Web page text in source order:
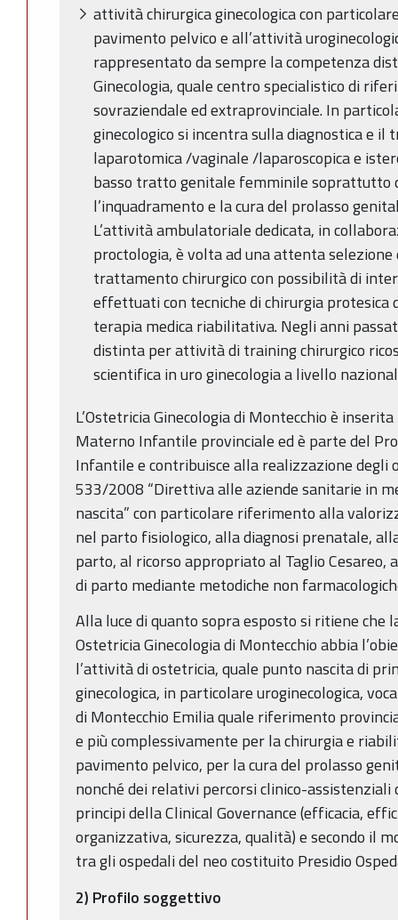
attività chirurgica ginecologica con
pavimento pelvico e all’attività
rappresentato da sempre la competenza
Ginecologia, quale centro specialistico di
sovraziendale ed extraprovinciale. In
ginecologico si incentra sulla diagnostica e
laparotomica /vaginale /laparoscopica e
basso tratto genitale femminile soprattutto
l’inquadramento e la cura del prolasso
L’attività ambulatoriale dedicata, in
proctologia, è volta ad una attenta selezione
trattamento chirurgico con possibilità di
effettuati con tecniche di chirurgia protesica
terapia medica riabilitativa. Negli anni
distinta per attività di training chirurgico
scientifica in uro ginecologia a livello
L’Ostetricia Ginecologia di Montecchio è
Materno Infantile provinciale ed è parte del
Infantile e contribuisce alla realizzazione degli
533/2008 “Direttiva alle aziende sanitarie in
nascita” con particolare riferimento alla
nel parto fisiologico, alla diagnosi prenatale,
parto, al ricorso appropriato al Taglio
di parto mediante metodiche non
Alla luce di quanto sopra esposto si ritiene che
Ostetricia Ginecologia di Montecchio abbia
l’attività di ostetricia, quale punto nascita di
ginecologica, in particolare uroginecologica,
di Montecchio Emilia quale riferimento
e più complessivamente per la chirurgia e
pavimento pelvico, per la cura del prolasso
nonché dei relativi percorsi clinico-
principi della Clinical Governance (efficacia,
organizzativa, sicurezza, qualità) e secondo il
tra gli ospedali del neo costituito Presidio
2) Profilo soggettivo